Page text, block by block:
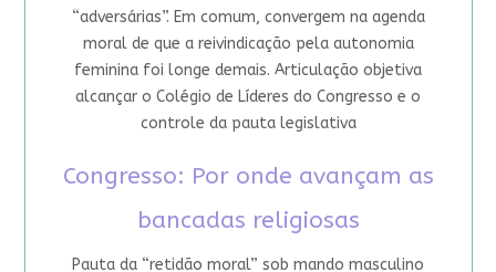
“adversárias”. Em comum, convergem na agenda
moral de que a reivindicação pela autonomia
feminina foi longe demais. Articulação objetiva
alcançar o Colégio de Líderes do Congresso e o
controle da pauta legislativa
Congresso: Por onde avançam as
bancadas religiosas
Pauta da “retidão moral” sob mando masculino